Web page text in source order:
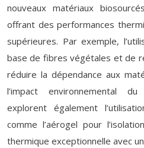
nouveaux matériaux
offrant des performances
supérieures. Par exemple,
base de fibres végétales et de
réduire la dépendance aux
l’impact environnemental
explorent également
comme l’aérogel pour
thermique exceptionnelle avec